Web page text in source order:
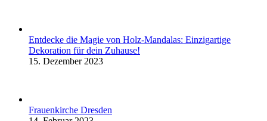
Entdecke die Magie von Holz-Mandalas: Einzigartige
Dekoration für dein Zuhause!
15. Dezember 2023
Frauenkirche Dresden